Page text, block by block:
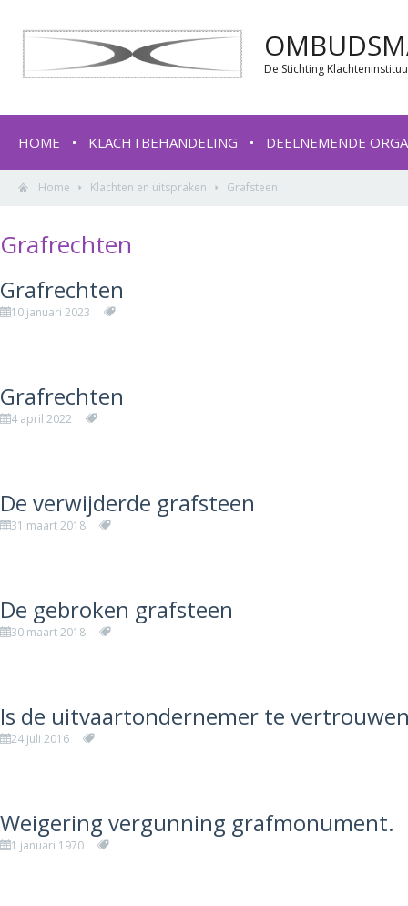
De Stichting
HOME KLACHTBEHANDELING DEELNEMENDE
Home Klachten en uitspraken Grafsteen
Grafrechten
Grafrechten
10 januari 2023
Grafrechten
4 april 2022
De verwijderde grafsteen
31 maart 2018
De gebroken grafsteen
30 maart 2018
Is de uitvaartondernemer te
24 juli 2016
Weigering vergunning grafmonument.
1 januari 1970